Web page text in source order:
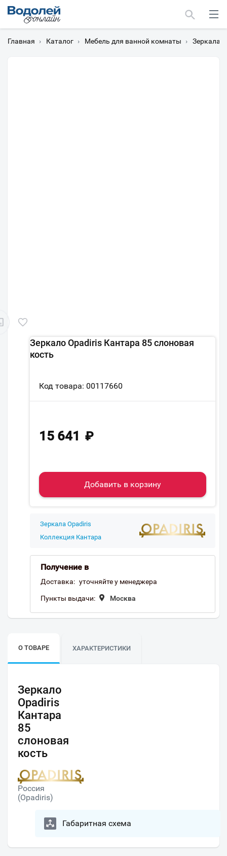
Главная › Каталог › Мебель для ванной комнаты › Зеркала
Зеркало Opadiris Кантара 85 слоновая
кость
Код товара: 00117660
15 641 ₽
Добавить в корзину
Зеркала Opadiris
Коллекция Кантара
Получение в
Доставка: уточняйте у менеджера
Пункты выдачи: Москва
О ТОВАРЕ ХАРАКТЕРИСТИКИ
Зеркало
Opadiris
Кантара
85
слоновая
кость
Россия
(Opadiris)
Габаритная схема